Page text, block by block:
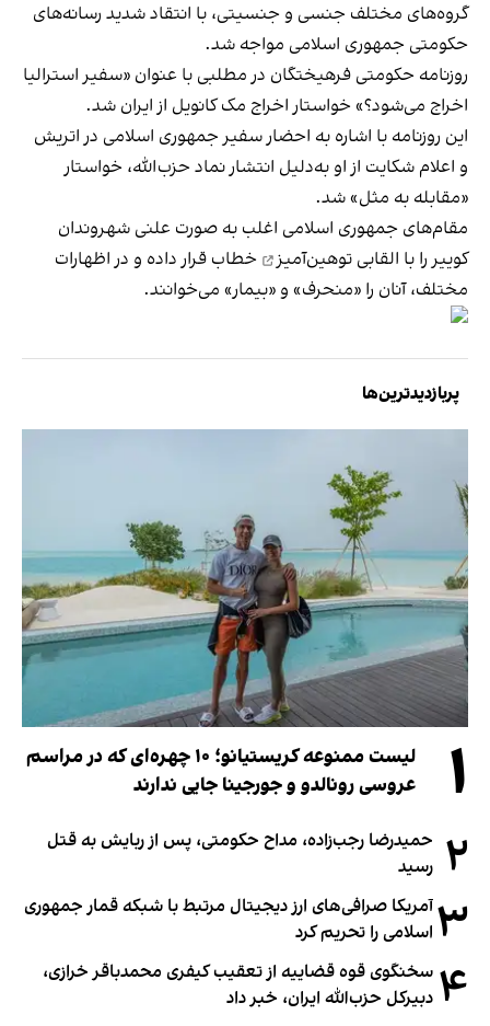
گروه‌های مختلف جنسی و جنسیتی، با انتقاد شدید رسانه‌های
حکومتی جمهوری اسلامی مواجه شد.
روزنامه حکومتی فرهیختگان در مطلبی با عنوان «سفیر استرالیا
اخراج می‌شود؟» خواستار اخراج مک کانویل از ایران شد.
این روزنامه با اشاره به احضار سفیر جمهوری اسلامی در اتریش
و اعلام شکایت از او به‌دلیل انتشار نماد حزب‌الله، خواستار
«مقابله به مثل» شد.
مقام‌های جمهوری اسلامی اغلب به صورت علنی شهروندان
کوییر را با القابی توهین‌آمیز
خطاب قرار داده و در اظهارات
مختلف، آنان را «منحرف» و «بیمار» می‌خوانند.
پربازدیدترین‌ها
۱
لیست ممنوعه کریستیانو؛ ۱۰ چهره‌ای که در مراسم
عروسی رونالدو و جورجینا جایی ندارند
۲ حمیدرضا رجب‌زاده، مداح حکومتی، پس از ربایش به قتل
رسید
۳آمریکا صرافی‌های ارز دیجیتال مرتبط با شبکه قمار جمهوری
اسلامی را تحریم کرد
۴ سخنگوی قوه قضاییه از تعقیب کیفری محمدباقر خرازی،
دبیر‌کل حزب‌الله ایران، خبر داد